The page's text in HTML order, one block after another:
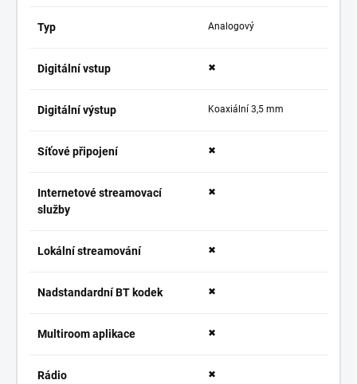
Typ Analogový
Digitální vstup ✖
Digitální výstup Koaxiální 3,5 mm
Síťové připojení ✖
Internetové streamovací
služby
✖
Lokální streamování ✖
Nadstandardní BT kodek ✖
Multiroom aplikace ✖
Rádio ✖